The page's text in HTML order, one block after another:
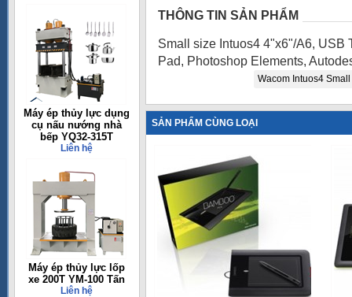
Máy ép thủy lực dụng
cụ nấu nướng nhà
bếp YQ32-315T
Liên hệ
Máy ép thủy lực lốp
xe 200T YM-100 Tấn
Liên hệ
THÔNG TIN SẢN PHẨM
Small size Intuos4 4"x6"/A6, USB
Pad, Photoshop Elements,
Wacom Intuos4
SẢN PHẨM CÙNG LOẠI